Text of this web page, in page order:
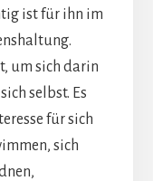
ist für ihn im
um sich darin
selbst. Es
für sich
sich